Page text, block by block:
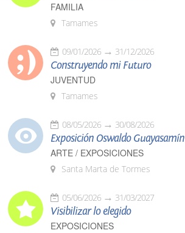
FAMILIA
Tamames
09/01/2026 31/12/2026
Construyendo mi Futuro
JUVENTUD
Tamames
08/05/2026 30/08/2026
Exposición Oswaldo Guayasamín
ARTE / EXPOSICIONES
Santa Marta de Tormes
05/06/2026 31/03/2027
Visibilizar lo elegido
EXPOSICIONES